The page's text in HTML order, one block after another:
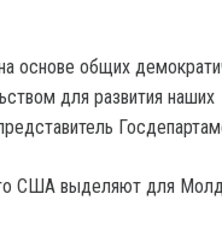
основе общих
для развития наших
США выделяют для